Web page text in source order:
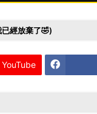
經放棄了🤣)
YouTube